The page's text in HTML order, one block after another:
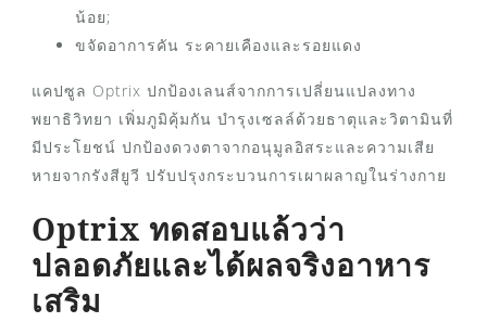
น้อย;
ขจัดอาการคัน ระคายเคืองและรอยแดง
แคปซูล Optrix ปกป้องเลนส์จากการเปลี่ยนแปลงทาง
พยาธิวิทยา เพิ่มภูมิคุ้มกัน บำรุงเซลล์ด้วยธาตุและวิตามินที่
มีประโยชน์ ปกป้องดวงตาจากอนุมูลอิสระและความเสีย
หายจากรังสียูวี ปรับปรุงกระบวนการเผาผลาญในร่างกาย
Optrix ทดสอบแล้วว่า
ปลอดภัยและได้ผลจริงอาหาร
เสริม